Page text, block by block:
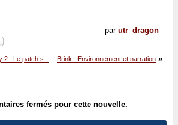
par utr_dragon
Brink : Environnement et narration »
2 : Le patch s...
fermés pour cette nouvelle.